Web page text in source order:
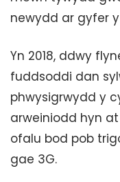
newydd ar gyfer
Yn 2018, ddwy
fuddsoddi dan
phwysigrwydd y
arweiniodd hyn
ofalu bod pob
gae 3G.